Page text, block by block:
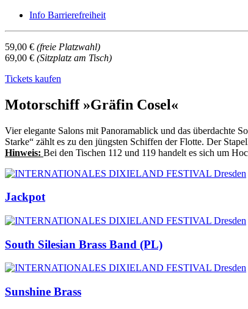
Info Barrierefreiheit
59,00 € (freie Platzwahl)
69,00 € (Sitzplatz am Tisch)
Tickets kaufen
Motorschiff »Gräfin Cosel«
Vier elegante Salons mit Panoramablick und das überdachte
Starke“ zählt es zu den jüngsten Schiffen der Flotte. Der
Hinweis: Bei den Tischen 112 und 119 handelt es sich um
Jackpot
South Silesian Brass Band (PL)
Sunshine Brass